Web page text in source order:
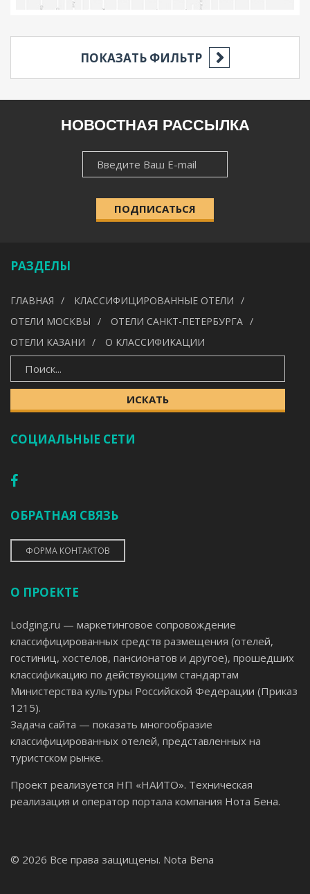
ПОКАЗАТЬ ФИЛЬТР
НАСЕЛЁННЫЙ ПУНКТ
ИСКАТЬ
НОВОСТНАЯ РАССЫЛКА
ПОДПИСАТЬСЯ
РАЗДЕЛЫ
ГЛАВНАЯ
КЛАССИФИЦИРОВАННЫЕ ОТЕЛИ
ОТЕЛИ МОСКВЫ
ОТЕЛИ САНКТ-ПЕТЕРБУРГА
ОТЕЛИ КАЗАНИ
О КЛАССИФИКАЦИИ
ИСКАТЬ
СОЦИАЛЬНЫЕ СЕТИ
ОБРАТНАЯ СВЯЗЬ
ФОРМА КОНТАКТОВ
О ПРОЕКТЕ
Lodging.ru — маркетинговое сопровождение
классифицированных средств размещения (отелей,
гостиниц, хостелов, пансионатов и другое), прошедших
классификацию по действующим стандартам
Министерства культуры Российской Федерации (Приказ
1215).
Задача сайта — показать многообразие
классифицированных отелей, представленных на
туристском рынке.
Проект реализуется НП «НАИТО». Техническая
реализация и оператор портала компания Нота Бена.
© 2026 Все права защищены. Nota Bena